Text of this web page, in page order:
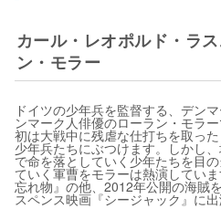
カール・レオポルド・ラ
ン・モラー
ドイツの少年兵を監督する、デン
ンマーク人俳優のローラン・モラ
初は大戦中に残虐な仕打ちを取っ
少年兵たちにぶつけます。しかし
で命を落としていく少年たちを目
ていく軍曹をモラーは熱演してい
忘れ物』の他、2012年公開の海賊
スペンス映画『シージャック』に出